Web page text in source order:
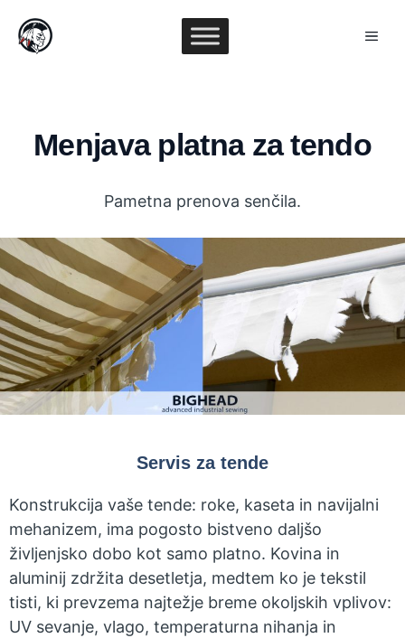
content
Menjava platna za tendo
Pametna prenova senčila.
Servis za tende
Konstrukcija vaše tende: roke, kaseta in navijalni
mehanizem, ima pogosto bistveno daljšo
življenjsko dobo kot samo platno. Kovina in
aluminij zdržita desetletja, medtem ko je tekstil
tisti, ki prevzema najtežje breme okoljskih vplivov:
UV sevanje, vlago, temperaturna nihanja in